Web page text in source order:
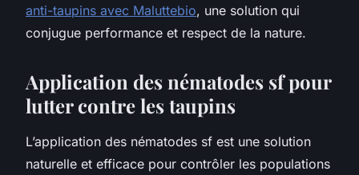
anti-taupins avec Maluttebio, une solution qui
conjugue performance et respect de la nature.
Application des nématodes sf pour
lutter contre les taupins
L’application des nématodes sf est une solution
naturelle et efficace pour contrôler les populations